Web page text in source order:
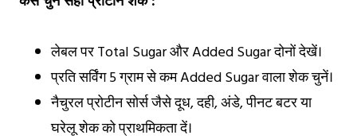
लेबल पर Total Sugar और Added Sugar दोनों देखें।
प्रति सर्विंग 5 ग्राम से कम Added Sugar वाला शेक चुनें।
नैचुरल प्रोटीन सोर्स जैसे दूध, दही, अंडे, पीनट बटर या
घरेलू शेक को प्राथमिकता दें।